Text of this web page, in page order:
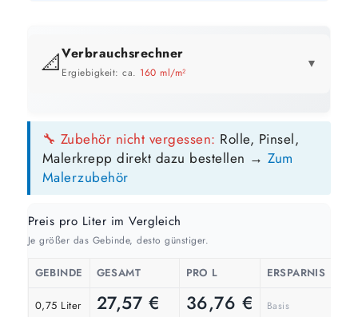
📐Verbrauchsrechner
Ergiebigkeit: ca. 160 ml/m²
▼
10 Liter
bis ca. 63 m²
1 Anstrich
2,5 Liter
16 m²
0,75 Liter
🔧 Zubehör nicht vergessen: Rolle, Pinsel,
Malerkrepp direkt dazu bestellen →Zum
Malerzubehör
Preis pro Liter im Vergleich
Je größer das Gebinde, desto günstiger.
GEBINDE GESAMT PRO L ERSPARNIS
0,75 Liter 27,57 € 36,76 € Basis